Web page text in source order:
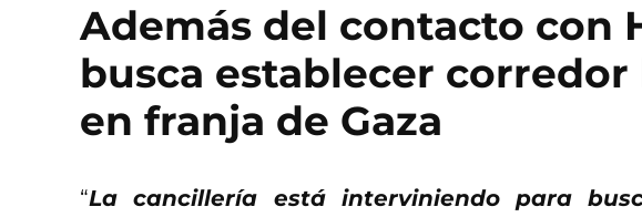
Además del contacto con
busca establecer
en franja de Gaza
“La cancillería está interviniendo para